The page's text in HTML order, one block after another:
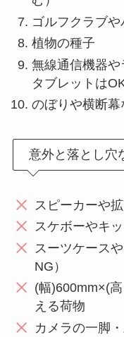
ゴルフクラブ
植物の種子
無線通信機器
タブレットはOK
のぼりや横断幕
意外と落とし穴
スピーカーや
スケボーやキ
スーツケース
NG）
(幅)600mm×(
える荷物
カメラの一脚